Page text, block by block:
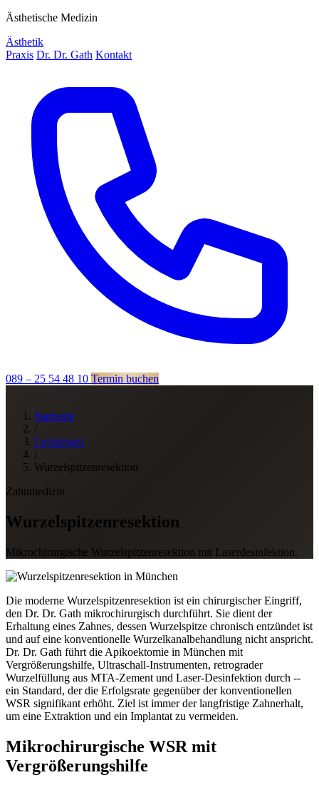
Ästhetische Medizin
Ästhetik
Praxis Dr. Dr. Gath Kontakt
089 – 25 54 48 10 Termin buchen
Startseite
/
Leistungen
/
Wurzelspitzenresektion
Zahnmedizin
Wurzelspitzenresektion
Mikrochirurgische Wurzelspitzenresektion mit Laserdesinfektion.
Die moderne Wurzelspitzenresektion ist ein chirurgischer Eingriff,
den Dr. Dr. Gath mikrochirurgisch durchführt. Sie dient der
Erhaltung eines Zahnes, dessen Wurzelspitze chronisch entzündet ist
und auf eine konventionelle Wurzelkanalbehandlung nicht anspricht.
Dr. Dr. Gath führt die Apikoektomie in München mit
Vergrößerungshilfe, Ultraschall-Instrumenten, retrograder
Wurzelfüllung aus MTA-Zement und Laser-Desinfektion durch --
ein Standard, der die Erfolgsrate gegenüber der konventionellen
WSR signifikant erhöht. Ziel ist immer der langfristige Zahnerhalt,
um eine Extraktion und ein Implantat zu vermeiden.
Mikrochirurgische WSR mit
Vergrößerungshilfe